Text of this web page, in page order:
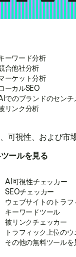
ーワード分析
合他社分析
ーケット分析
ーカルSEO
でのブランドのセンチ
リンク分析
可視性、および
ールを見る
AI可視性チェッカー
SEOチェッカー
ウェブサイトのトラ
キーワードツール
被リンクチェッカー
トラフィック上位の
その他の無料ツールを